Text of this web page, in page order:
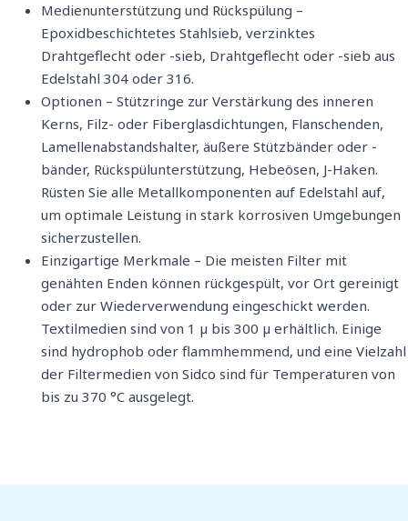
Medienunterstützung und Rückspülung –
Epoxidbeschichtetes Stahlsieb, verzinktes
Drahtgeflecht oder -sieb, Drahtgeflecht oder -sieb aus
Edelstahl 304 oder 316.
Optionen – Stützringe zur Verstärkung des inneren
Kerns, Filz- oder Fiberglasdichtungen, Flanschenden,
Lamellenabstandshalter, äußere Stützbänder oder -
bänder, Rückspülunterstützung, Hebeösen, J-Haken.
Rüsten Sie alle Metallkomponenten auf Edelstahl auf,
um optimale Leistung in stark korrosiven Umgebungen
sicherzustellen.
Einzigartige Merkmale – Die meisten Filter mit
genähten Enden können rückgespült, vor Ort gereinigt
oder zur Wiederverwendung eingeschickt werden.
Textilmedien sind von 1 µ bis 300 µ erhältlich. Einige
sind hydrophob oder flammhemmend, und eine Vielzahl
der Filtermedien von Sidco sind für Temperaturen von
bis zu 370 °C ausgelegt.